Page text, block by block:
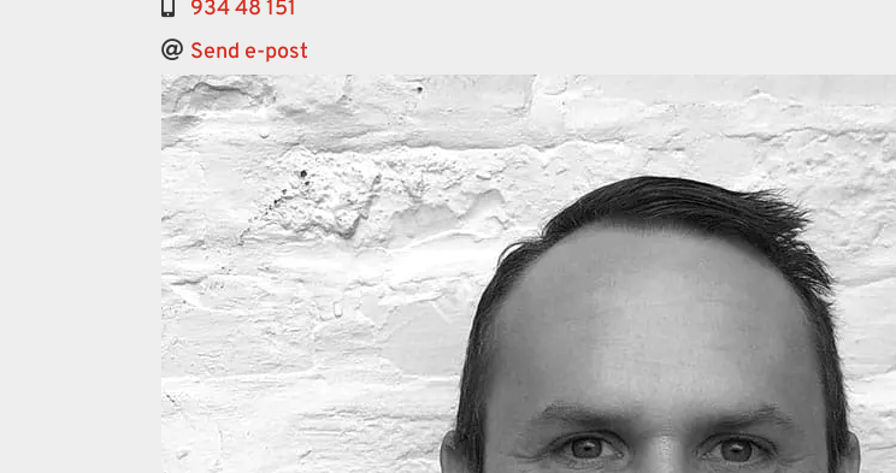
934 48 151
Send e-post